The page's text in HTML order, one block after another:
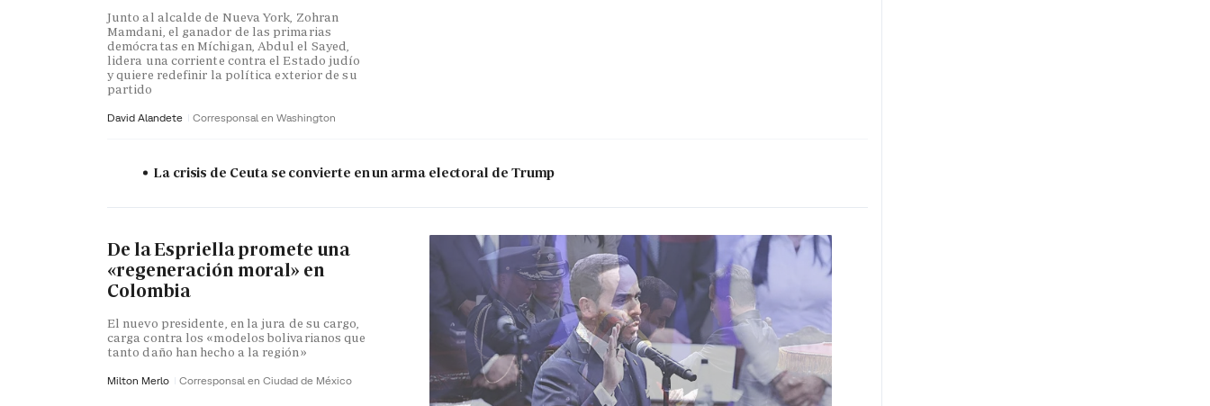
Junto al alcalde de Nueva York, Zohran
Mamdani, el ganador de las primarias
demócratas en Míchigan, Abdul el Sayed,
lidera una corriente contra el Estado judío
y quiere redefinir la política exterior de su
partido
David Alandete Corresponsal en Washington
La crisis de Ceuta se convierte en un arma electoral de Trump
De la Espriella promete una
«regeneración moral» en
Colombia
El nuevo presidente, en la jura de su cargo,
carga contra los «modelos bolivarianos que
tanto daño han hecho a la región»
Milton Merlo Corresponsal en Ciudad de México